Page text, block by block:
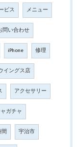
ビス メニュー
問い合わせ
iPhone 修理
イングス店
アクセサリー
ガチャ
宇治市